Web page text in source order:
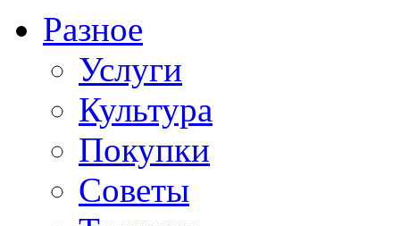
Разное
Услуги
Культура
Покупки
Советы